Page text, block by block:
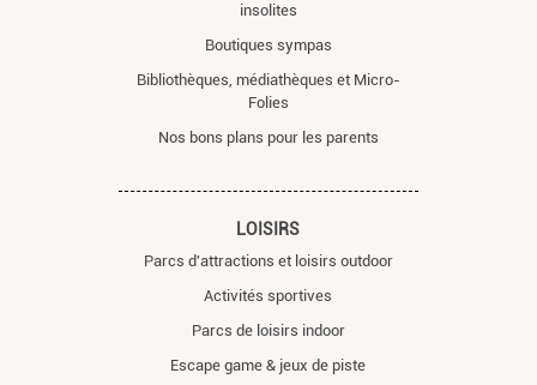
insolites
Boutiques sympas
Bibliothèques, médiathèques et Micro-
Folies
Nos bons plans pour les parents
LOISIRS
Parcs d'attractions et loisirs outdoor
Activités sportives
Parcs de loisirs indoor
Escape game & jeux de piste